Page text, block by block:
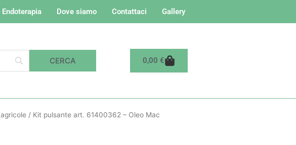
Endoterapia Dove siamo Contattaci Gallery
0,00 €Carrello
/ Kit pulsante art. 61400362 – Oleo Mac